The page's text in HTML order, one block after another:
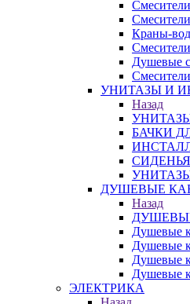
Краны-
Душевые
УНИТАЗЫ И
Назад
БАЧКИ
ДУШЕВЫЕ
Назад
Душевые
Душевые
Душевые
Душевые
ЭЛЕКТРИКА